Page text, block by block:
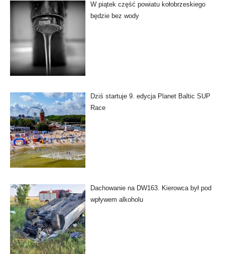
W piątek część powiatu kołobrzeskiego
będzie bez wody
Dziś startuje 9. edycja Planet Baltic SUP
Race
Dachowanie na DW163. Kierowca był pod
wpływem alkoholu